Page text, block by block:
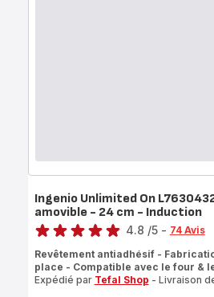
Ingenio Unlimited On
amovible - 24 cm - Induction
Note
4.8 /5 - 74 Avis
Revêtement antiadhésif -
place - Compatible avec le four &
Expédié par Tefal Shop - Livraison